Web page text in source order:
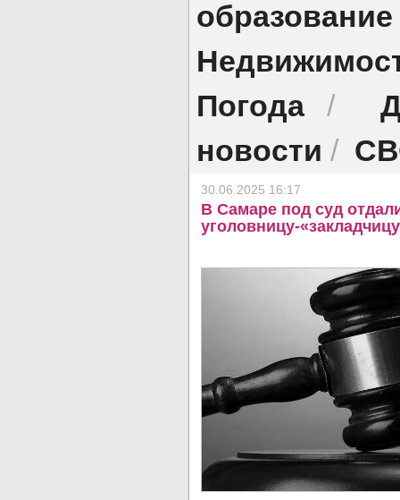
образование
Погода/
новости /
30.06.2025 16:17
В Самаре под суд
уголовницу-